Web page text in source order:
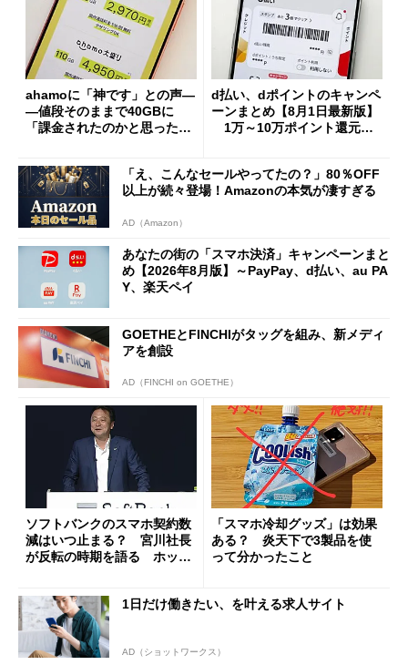
ahamoに「神です」との声―
―値段そのままで40GBに
「課金されたのかと思った」
d払い、dポイントのキャンペ
ーンまとめ【8月1日最新版】
1万～10万ポイント還元の
「え、こんなセールやってたの？」80％OFF
以上が続々登場！Amazonの本気が凄すぎる
AD（Amazon）
あなたの街の「スマホ決済」キャンペーンまと
め【2026年8月版】～PayPay、d払い、au PA
Y、楽天ペイ
GOETHEとFINCHIがタッグを組み、新メディ
アを創設
AD（FINCHI on GOETHE）
ソフトバンクのスマホ契約数
減はいつ止まる？ 宮川社長
が反転の時期を語る ホッピ
「スマホ冷却グッズ」は効果
ある？ 炎天下で3製品を使
って分かったこと
1日だけ働きたい、を叶える求人サイト
AD（ショットワークス）